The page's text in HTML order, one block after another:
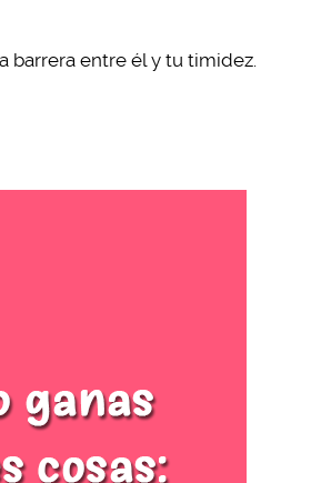
barrera entre él y tu timidez.